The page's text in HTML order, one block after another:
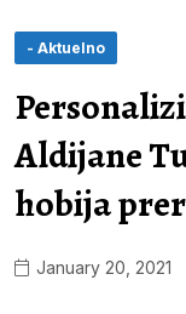
- Aktuelno
Aldijane
hobija
January 20, 2021